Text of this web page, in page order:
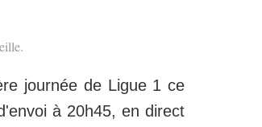
journée de Ligue 1 ce
à 20h45, en direct